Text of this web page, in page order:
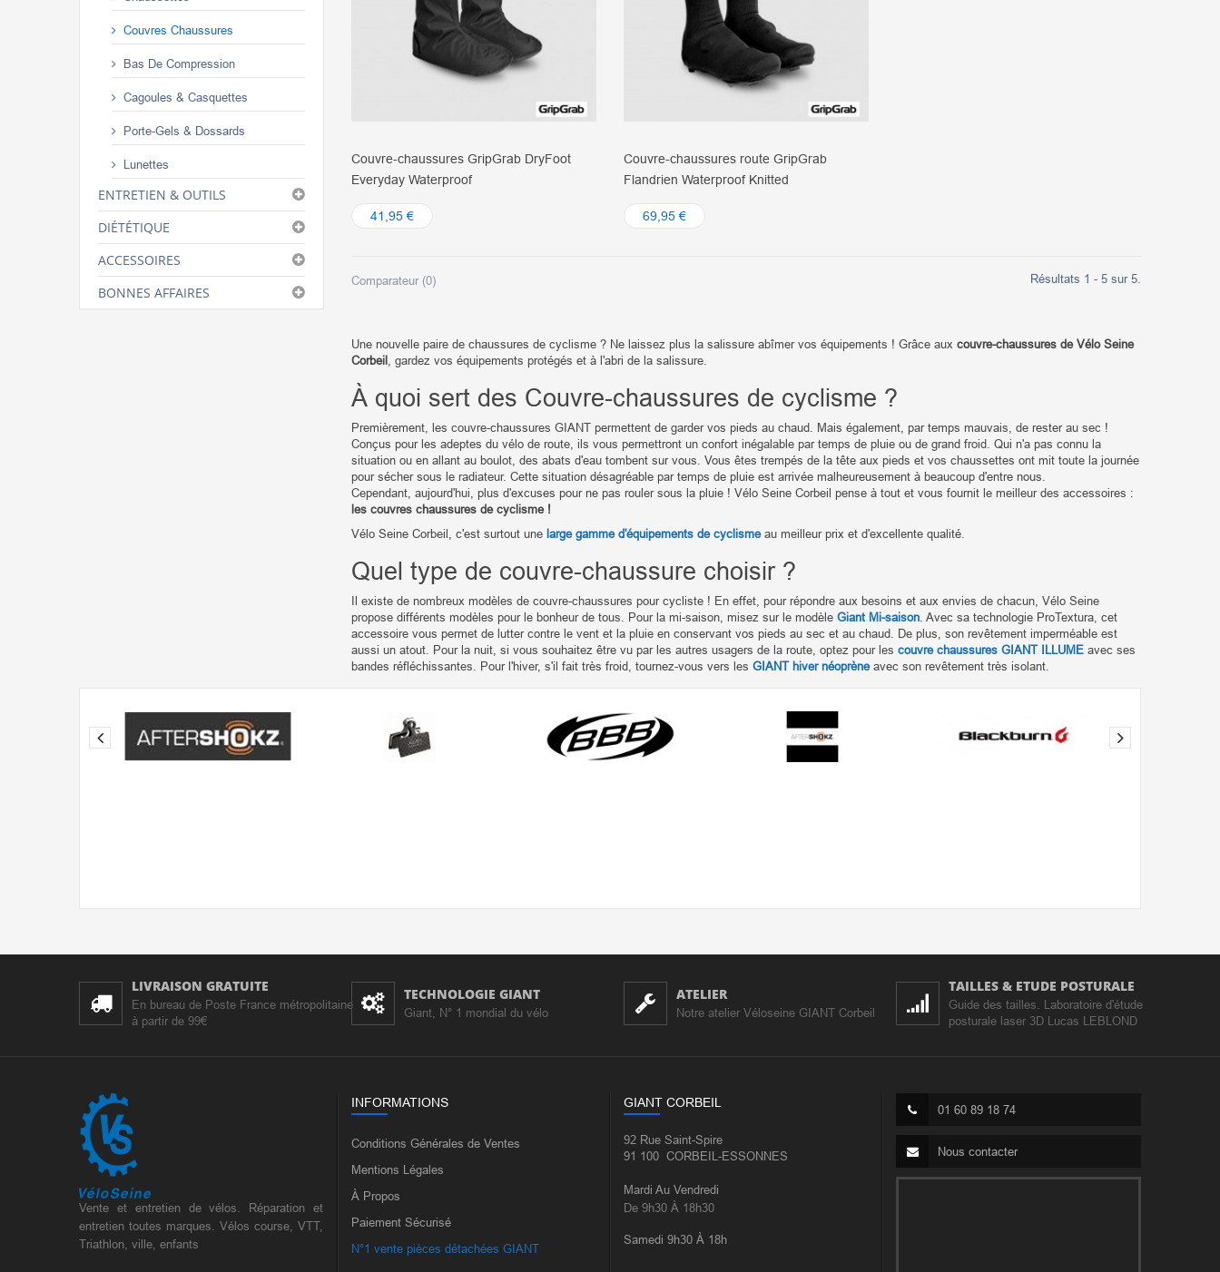
Couvres Chaussures
Bas De Compression
Cagoules & Casquettes
Porte-Gels & Dossards
Lunettes
ENTRETIEN & OUTILS
DIÉTÉTIQUE
ACCESSOIRES
BONNES AFFAIRES
Couvre-chaussures GripGrab DryFoot
Everyday Waterproof
41,95 €
Couvre-chaussures route GripGrab
Flandrien Waterproof Knitted
69,95 €
Comparateur (0) Résultats 1 - 5 sur 5.
Une nouvelle paire de chaussures de cyclisme ? Ne laissez plus la salissure abîmer vos équipements ! Grâce aux couvre-chaussures de Vélo Seine
Corbeil , gardez vos équipements protégés et à l'abri de la salissure.
À quoi sert des Couvre-chaussures de cyclisme ?
Premièrement, les couvre-chaussures GIANT permettent de garder vos pieds au chaud. Mais également, par temps mauvais, de rester au sec !
Conçus pour les adeptes du vélo de route, ils vous permettront un confort inégalable par temps de pluie ou de grand froid. Qui n'a pas connu la
situation ou en allant au boulot, des abats d'eau tombent sur vous. Vous êtes trempés de la tête aux pieds et vos chaussettes ont mit toute la journée
pour sécher sous le radiateur. Cette situation désagréable par temps de pluie est arrivée malheureusement à beaucoup d'entre nous.
Cependant, aujourd'hui, plus d'excuses pour ne pas rouler sous la pluie ! Vélo Seine Corbeil pense à tout et vous fournit le meilleur des accessoires :
les couvres chaussures de cyclisme !
Vélo Seine Corbeil, c'est surtout une large gamme d'équipements de cyclismeau meilleur prix et d'excellente qualité.
Quel type de couvre-chaussure choisir ?
Il existe de nombreux modèles de couvre-chaussures pour cycliste ! En effet, pour répondre aux besoins et aux envies de chacun, Vélo Seine
propose différents modèles pour le bonheur de tous. Pour la mi-saison, misez sur le modèle Giant Mi-saison . Avec sa technologie ProTextura, cet
accessoire vous permet de lutter contre le vent et la pluie en conservant vos pieds au sec et au chaud. De plus, son revêtement imperméable est
aussi un atout. Pour la nuit, si vous souhaitez être vu par les autres usagers de la route, optez pour les couvre chaussures GIANT ILLUME avec ses
bandes réfléchissantes. Pour l'hiver, s'il fait très froid, tournez-vous vers les GIANT hiver néoprèneavec son revêtement très isolant.
LIVRAISON GRATUITE
En bureau de Poste France métropolitaine
à partir de 99€
TECHNOLOGIE GIANT
Giant, N° 1 mondial du vélo
ATELIER
Notre atelier Véloseine GIANT Corbeil
TAILLES & ETUDE POSTURALE
Guide des tailles. Laboratoire d'étude
posturale laser 3D Lucas LEBLOND
Vente et entretien de vélos. Réparation et
entretien toutes marques. Vélos course, VTT,
Triathlon, ville, enfants
INFORMATIONS
Conditions Générales de Ventes
Mentions Légales
À Propos
Paiement Sécurisé
N°1 vente pièces détachées GIANT
GIANT CORBEIL
92 Rue Saint-Spire
91 100 CORBEIL-ESSONNES
Mardi Au Vendredi
De 9h30 À 18h30
Samedi 9h30 À 18h
01 60 89 18 74
Nous contacter